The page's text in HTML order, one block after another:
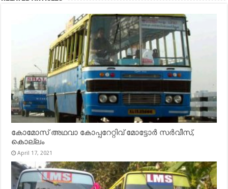
കോമോസ് അഥവാ കോപ്പറേറ്റിവ് മോട്ടോര്‍ സര്‍വീസ്,
കൊല്ലം
April 17, 2021